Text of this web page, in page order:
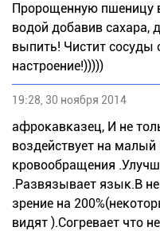
Пророщенную пшеницу
водой добавив сахара,
выпить! Чистит сосуды
настроение!)))))
19:28, 30 ноября 2014
афрокавказец, И не
воздействует на
кровообращения
.Развязывает язык.В
зрение на
видят ).Согревает что